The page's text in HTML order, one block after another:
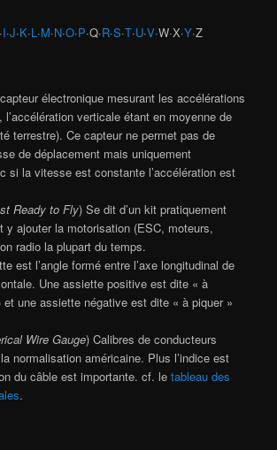
·I·J·K·L·M·N·O·P·Q·R·S·T·U·V·W·X·Y·Z
électronique mesurant les accélérations
verticale étant en moyenne de
terrestre). Ce capteur ne permet pas de
de déplacement mais uniquement
si la vitesse est constante l’accélération est
Ready to Fly) Se dit d’un kit pratiquement
y ajouter la motorisation (ESC, moteurs,
radio la plupart du temps.
est l’angle formé entre l’axe longitudinal de
Une assiette positive est dite « à
et une assiette négative est dite « à piquer »
Wire Gauge) Calibres de conducteurs
normalisation américaine. Plus l’indice est
du câble est importante. cf. letableau des
.